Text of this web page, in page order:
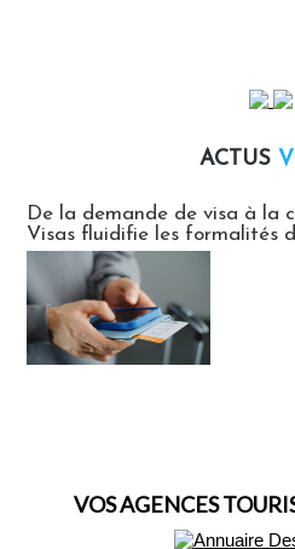
ACTUS
De la demande de visa à la
Visas fluidifie les formalités
VOS AGENCES